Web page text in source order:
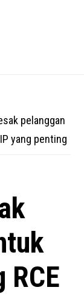
pelanggan
yang penting
RCE